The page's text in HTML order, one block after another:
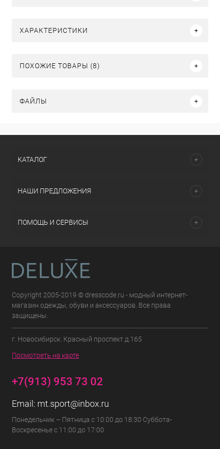
ХАРАКТЕРИСТИКИ
ПОХОЖИЕ ТОВАРЫ (8)
ФАЙЛЫ
КАТАЛОГ
НАШИ ПРЕДЛОЖЕНИЯ
ПОМОЩЬ И СЕРВИСЫ
Copyright 2005-2019 © dresscode.ru - модный интернет-
магазин одежды, обуви и аксессуаров. Все права
защищены.
г. Новосибирск. Красный проспект д.165
Посмотреть на карте
+7(913) 953 73 02
Email: mt.sport@inbox.ru
Понедельник – Пятница с 10:00 до 18:30 Суббота-
Воскресенье с 11:00 до 17:00